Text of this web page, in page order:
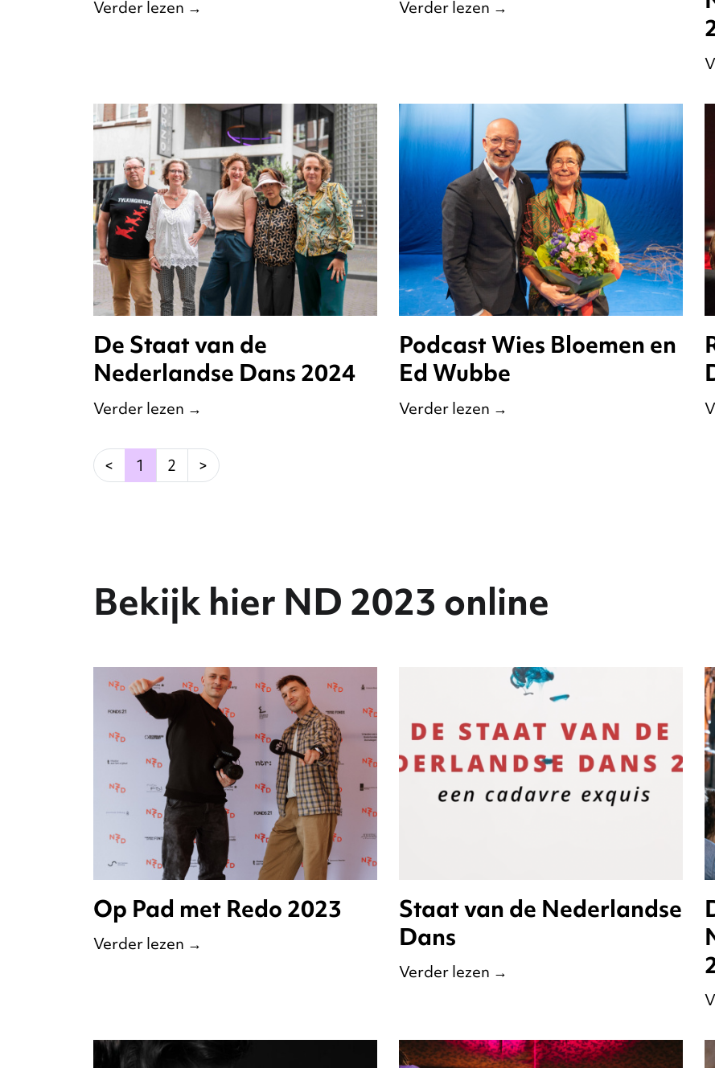
Verder lezen → Verder lezen →
De Staat van de
Nederlandse Dans 2024
Verder lezen →
Podcast Wies Bloemen en
Ed Wubbe
Verder lezen →
< 1 (current)
2 >
Bekijk hier ND 2023 online
Op Pad met Redo 2023
Verder lezen →
Staat van de Nederlandse
Dans
Verder lezen →